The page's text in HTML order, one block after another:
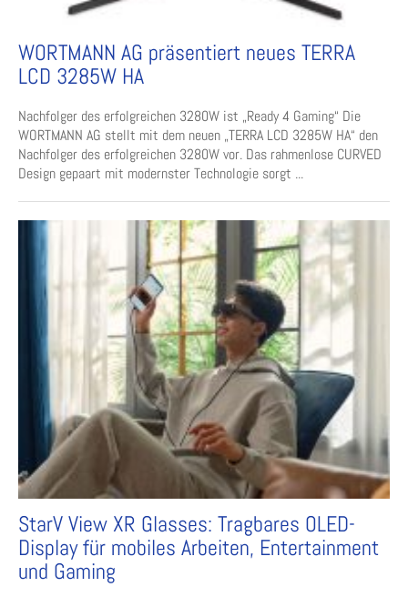
WORTMANN AG präsentiert neues TERRA
LCD 3285W HA
Nachfolger des erfolgreichen 3280W ist „Ready 4 Gaming“ Die
WORTMANN AG stellt mit dem neuen „TERRA LCD 3285W HA“ den
Nachfolger des erfolgreichen 3280W vor. Das rahmenlose CURVED
Design gepaart mit modernster Technologie sorgt ...
StarV View XR Glasses: Tragbares OLED-
Display für mobiles Arbeiten, Entertainment
und Gaming